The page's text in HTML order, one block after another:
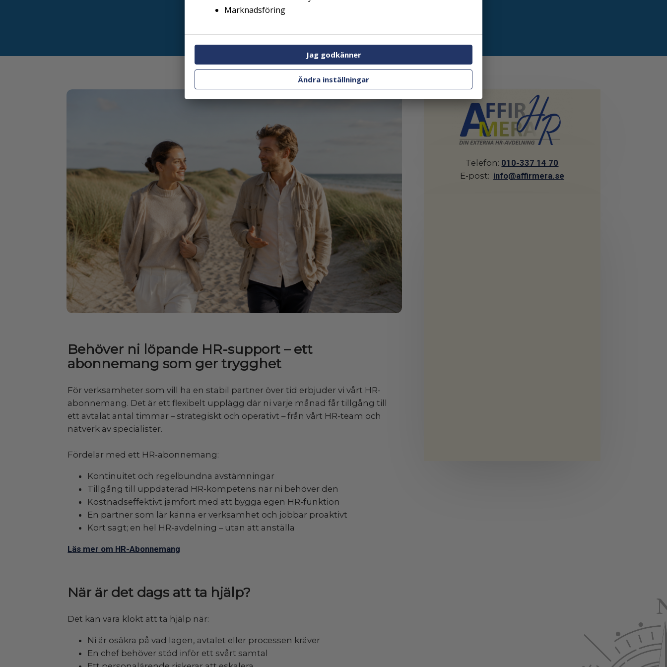
Marknadsföring
Jag godkänner
Ändra inställningar
Behöver ni löpande HR-support – ett
abonnemang som ger trygghet
För verksamheter som vill ha en stabil partner över tid erbjuder vi vårt HR-
abonnemang. Det är ett flexibelt upplägg där ni varje månad får tillgång till
ett avtalat antal timmar – strategiskt och operativt – från vårt HR-team och
nätverk av specialister.
Fördelar med ett HR-abonnemang:
Kontinuitet och regelbundna avstämningar
Tillgång till uppdaterad HR-kompetens när ni behöver den
Kostnadseffektivt jämfört med att bygga egen HR-funktion
En partner som lär känna er verksamhet och jobbar proaktivt
Kort sagt; en hel HR-avdelning – utan att anställa
Läs mer om HR-Abonnemang
När är det dags att ta hjälp?
Det kan vara klokt att ta hjälp när:
Ni är osäkra på vad lagen, avtalet eller processen kräver
En chef behöver stöd inför ett svårt samtal
Telefon: 010-337 14 70
E-post: info@affirmera.se